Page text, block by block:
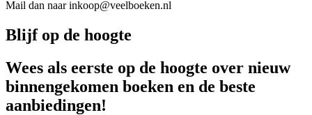
Mail dan naar inkoop@veelboeken.nl
Blijf op de hoogte
Wees als eerste op de hoogte over nieuw
binnengekomen boeken en de beste
aanbiedingen!